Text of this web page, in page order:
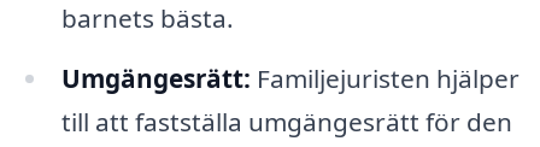
barnets bästa.
Umgängesrätt: Familjejuristen hjälper
till att fastställa umgängesrätt för den